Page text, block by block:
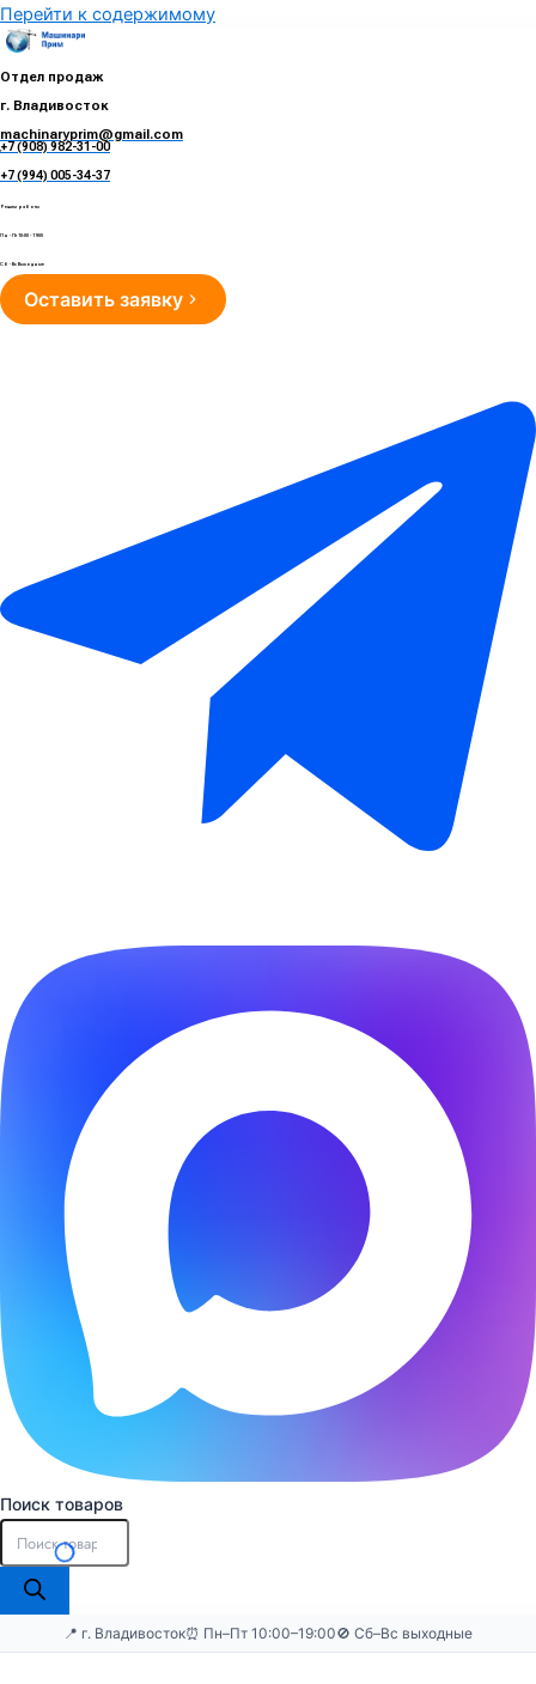
Перейти к содержимому
Отдел продаж
г. Владивосток
machinaryprim@gmail.com
+7 (908) 982-31-00
+7 (994) 005-34-37
Режим работы
Пн - Пт 10:00 - 19:00
Сб - Вс Выходные
Оставить заявку
Поиск товаров
📍 г. Владивосток⏰ Пн–Пт 10:00–19:00🚫 Сб–Вс выходные